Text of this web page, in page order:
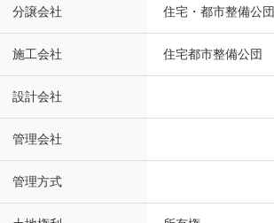
分譲会社 住宅・都市整備公団
施工会社 住宅都市整備公団
設計会社
管理会社
管理方式